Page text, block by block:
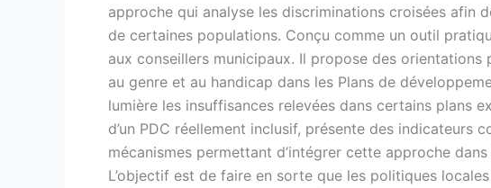
approche qui analyse les discriminations croisées afin
de certaines populations. Conçu comme un outil
aux conseillers municipaux. Il propose des
au genre et au handicap dans les Plans de
lumière les insuffisances relevées dans certains plans
d’un PDC réellement inclusif, présente des indicateurs
mécanismes permettant d’intégrer cette approche
L’objectif est de faire en sorte que les politiques